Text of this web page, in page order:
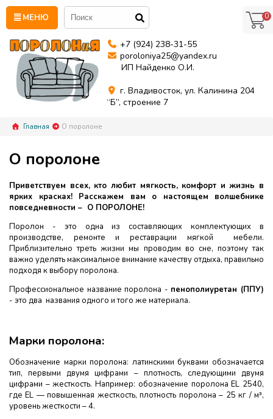
МЕНЮ
+7 (924) 238-31-55
poroloniya25@yandex.ru
ИП Найденко О.И.
г. Владивосток, ул. Калинина 204
“Б”, строение 7
0
Главная О поролоне
О поролоне
Приветствуем всех, кто любит мягкость, комфорт и жизнь в
ярких красках! Расскажем вам о настоящем волшебнике
повседневности – О ПОРОЛОНЕ!
Поролон - это одна из составляющих комплектующих в
производстве, ремонте и реставрации мягкой мебели.
Приблизительно треть жизни мы проводим во сне, поэтому так
важно уделять максимальное внимание качеству отдыха, правильно
подходя к выбору поролона.
Профессиональное название поролона - пенополиуретан (ППУ)
- это два названия одного и того же материала.
Марки поролона:
Обозначение марки поролона: латинскими буквами обозначается
тип, первыми двумя цифрами – плотность, следующими двумя
цифрами – жесткость. Например: обозначение поролона EL 2540,
где EL — повышенная жесткость, плотность поролона – 25 кг / м³,
уровень жесткости – 4.